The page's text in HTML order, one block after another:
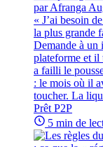
par Afranga
« J’ai besoin
la plus grande
Demande à un
plateforme et il
a failli le
: le mois où il
toucher. La
Prêt P2P
5 min de